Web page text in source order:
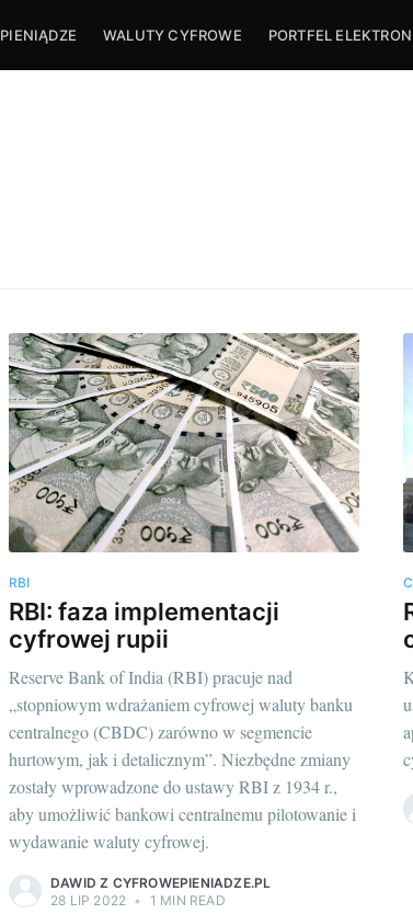
WALUTY CYFROWE PORTFEL
RBI
RBI: faza implementacji
cyfrowej rupii
Reserve Bank of India (RBI) pracuje nad
„stopniowym wdrażaniem cyfrowej waluty banku
centralnego (CBDC) zarówno w segmencie
hurtowym, jak i detalicznym”. Niezbędne zmiany
zostały wprowadzone do ustawy RBI z 1934 r.,
aby umożliwić bankowi centralnemu pilotowanie i
wydawanie waluty cyfrowej.
DAWID Z CYFROWEPIENIADZE.PL
28 LIP 2022 • 1 MIN READ